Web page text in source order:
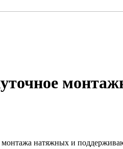
монтажа натяжных и